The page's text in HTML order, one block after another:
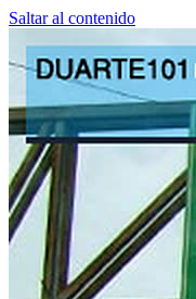
Saltar al contenido